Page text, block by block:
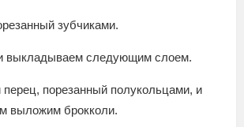
зубчиками.
выкладываем следующим слоем.
порезанный полукольцами, и
выложим брокколи.